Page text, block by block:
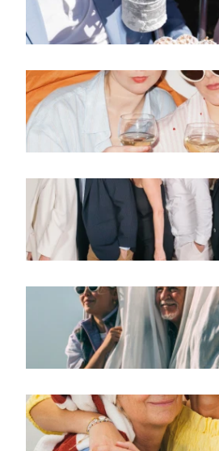
Jobspecial
voorjaarseditie 2025
Voorjaar
wintereditie 2024
Oh wat een jaar
herfsteditie 2024
Verkiezingen
zomereditie 2024